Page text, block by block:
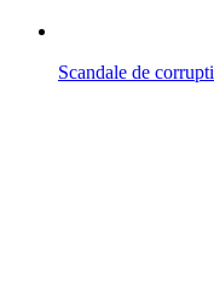
Scandale de